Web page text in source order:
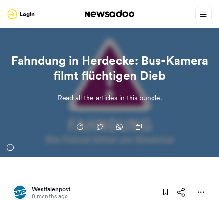
Login
Fahndung in Herdecke: Bus-Kamera
filmt flüchtigen Dieb
Read all the articles in this bundle.
Westfalenpost
8 months ago